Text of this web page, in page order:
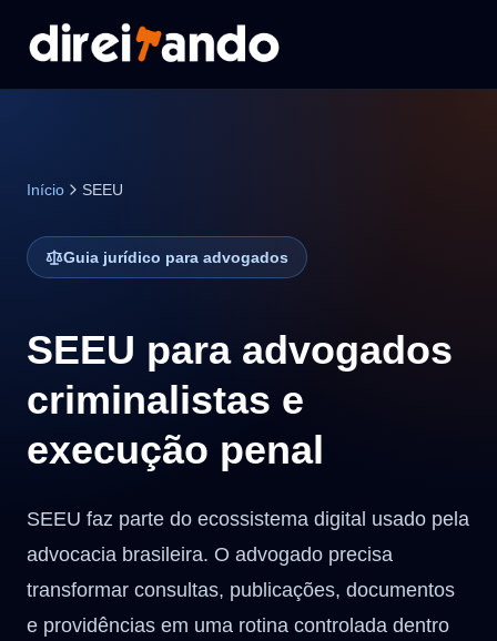
Início SEEU
Guia jurídico para advogados
SEEU para advogados
criminalistas e
execução penal
SEEU faz parte do ecossistema digital usado pela
advocacia brasileira. O advogado precisa
transformar consultas, publicações, documentos
e providências em uma rotina controlada dentro